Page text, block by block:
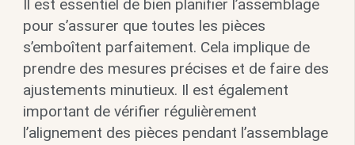
Il est essentiel de bien planifier l’assemblage
pour s’assurer que toutes les pièces
s’emboîtent parfaitement. Cela implique de
prendre des mesures précises et de faire des
ajustements minutieux. Il est également
important de vérifier régulièrement
l’alignement des pièces pendant l’assemblage